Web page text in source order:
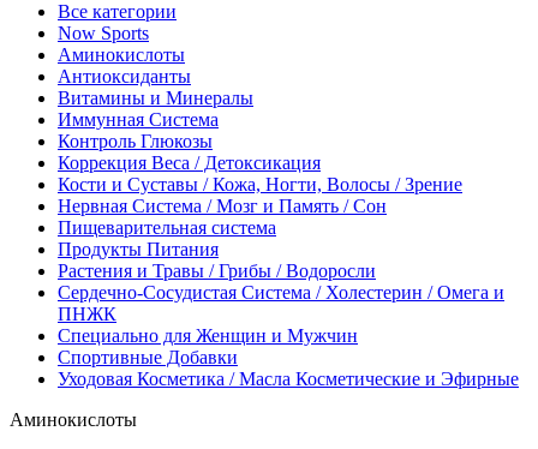
Все категории
Now Sports
Аминокислоты
Антиоксиданты
Витамины и Минералы
Иммунная Система
Контроль Глюкозы
Коррекция Веса / Детоксикация
Кости и Суставы / Кожа, Ногти, Волосы / Зрение
Нервная Система / Мозг и Память / Сон
Пищеварительная система
Продукты Питания
Растения и Травы / Грибы / Водоросли
Сердечно-Сосудистая Система / Холестерин / Омега и
ПНЖК
Специально для Женщин и Мужчин
Спортивные Добавки
Уходовая Косметика / Масла Косметические и Эфирные
Аминокислоты